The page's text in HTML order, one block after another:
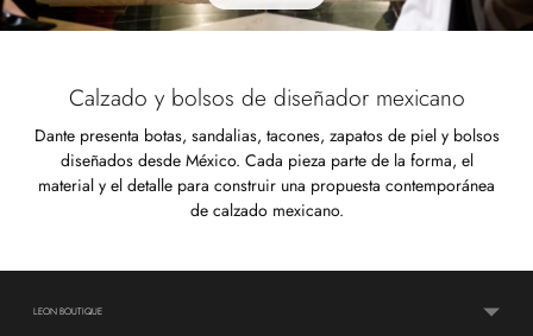
Calzado y bolsos de diseñador mexicano
Dante presenta botas, sandalias, tacones, zapatos de piel y bolsos
diseñados desde México. Cada pieza parte de la forma, el
material y el detalle para construir una propuesta contemporánea
de calzado mexicano.
LEON BOUTIQUE